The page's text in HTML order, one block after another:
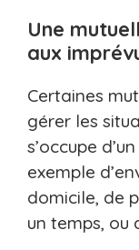
Une
aux
Certaines
gérer les
s’occupe
exemple
domicile, de
un temps, ou